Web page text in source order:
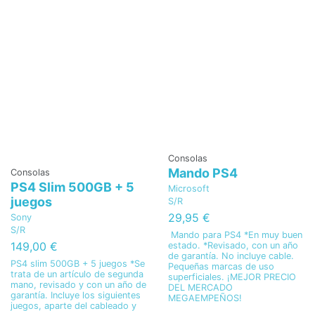
Consolas
PS4 Slim 500GB + 5
juegos
Sony
S/R
149,00 €
PS4 slim 500GB + 5 juegos *Se
trata de un artículo de segunda
mano, revisado y con un año de
garantía. Incluye los siguientes
juegos, aparte del cableado y
Consolas
Mando PS4
Microsoft
S/R
29,95 €
Mando para PS4 *En muy buen
estado. *Revisado, con un año
de garantía. No incluye cable.
Pequeñas marcas de uso
superficiales. ¡MEJOR PRECIO
DEL MERCADO
MEGAEMPEÑOS!